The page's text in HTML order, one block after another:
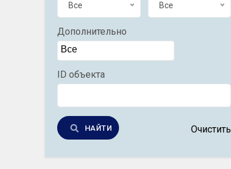
Все Все
Дополнительно
ID объекта
НАЙТИ Очистить